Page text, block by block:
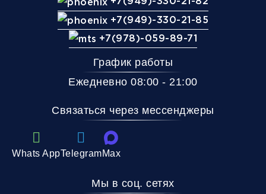
+7(949)-330-21-85
+7(978)-059-89-71
График работы
Ежедневно 08:00 - 21:00
Связаться через мессенджеры
Whats AppTelegramMax
Мы в соц. сетях